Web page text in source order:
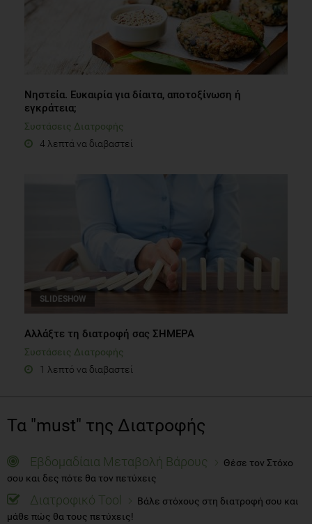
Νηστεία. Ευκαιρία για δίαιτα, αποτοξίνωση ή
εγκράτεια;
Συστάσεις Διατροφής
4 λεπτά να διαβαστεί
SLIDESHOW
Αλλάξτε τη διατροφή σας ΣΗΜΕΡΑ
Συστάσεις Διατροφής
1 λεπτό να διαβαστεί
Τα "must" της Διατροφής
Εβδομαδίαια Μεταβολή Βάρους
Θέσε τον Στόχο
σου και δες πότε θα τον πετύχεις
Διατροφικό Tool
Βάλε στόχους στη διατροφή σου και
μάθε πώς θα τους πετύχεις!